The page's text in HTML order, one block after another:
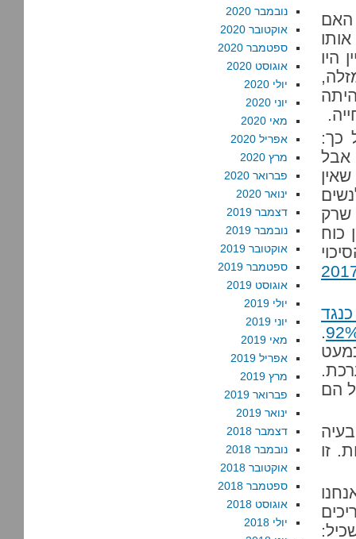
האם
היו
כך:
אבל
שרק
כוח
עבירות המין בשנת 2017
.
הם
זו
נובמבר 2020
אוקטובר 2020
ספטמבר 2020
אוגוסט 2020
יולי 2020
יוני 2020
מאי 2020
אפריל 2020
מרץ 2020
פברואר 2020
ינואר 2020
דצמבר 2019
נובמבר 2019
אוקטובר 2019
ספטמבר 2019
אוגוסט 2019
יולי 2019
יוני 2019
מאי 2019
אפריל 2019
מרץ 2019
פברואר 2019
ינואר 2019
דצמבר 2018
נובמבר 2018
אוקטובר 2018
ספטמבר 2018
אוגוסט 2018
יולי 2018